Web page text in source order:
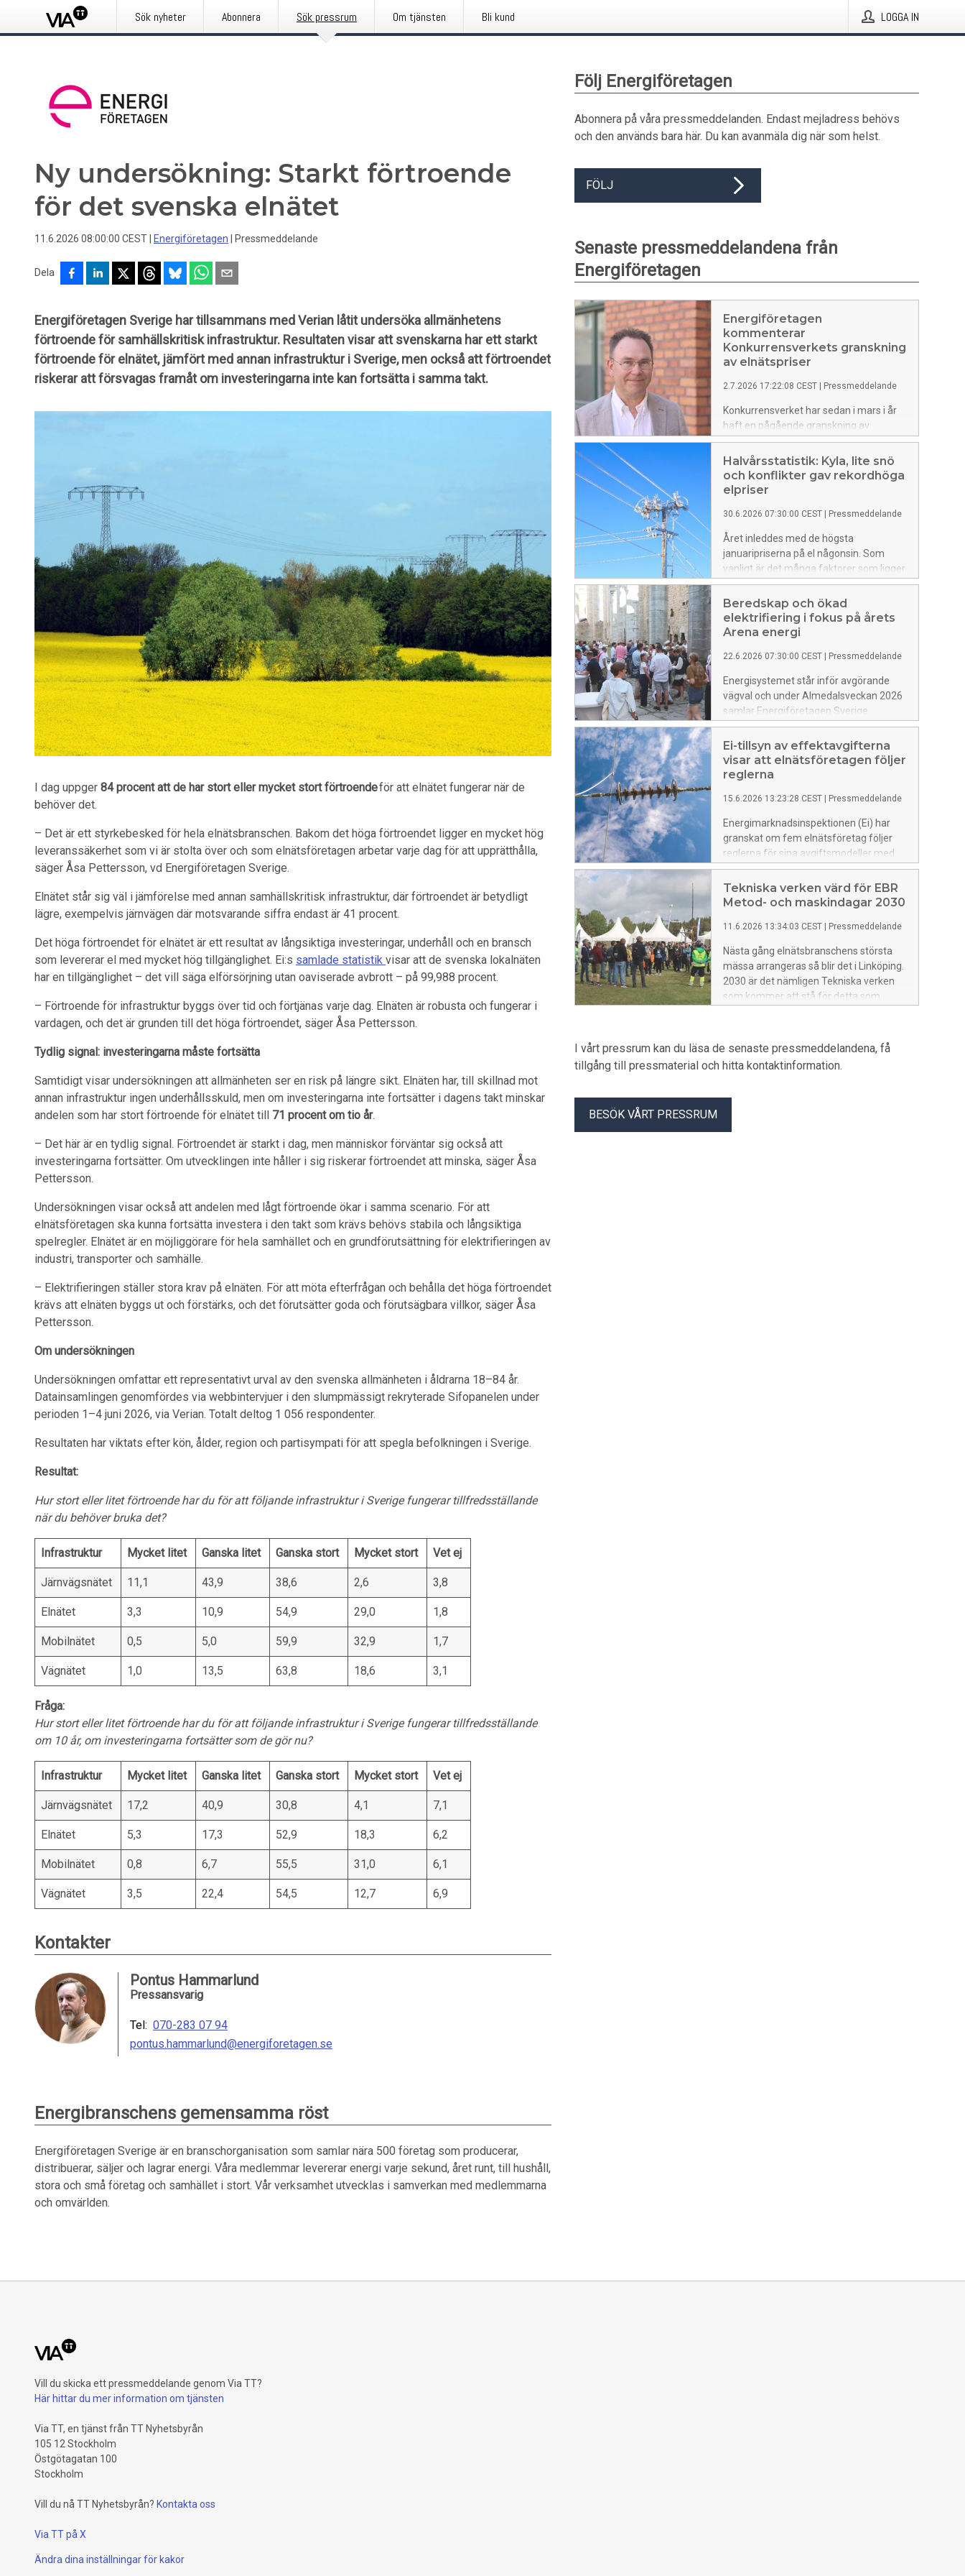
Sök nyheter Abonnera Sök pressrum Om tjänsten Bli kund LOGGA IN
Ny undersökning: Starkt förtroende
för det svenska elnätet
11.6.2026 08:00:00 CEST Energiföretagen Pressmeddelande
Dela
Energiföretagen Sverige har tillsammans med Verian låtit undersöka allmänhetens
förtroende för samhällskritisk infrastruktur. Resultaten visar att svenskarna har ett starkt
förtroende för elnätet, jämfört med annan infrastruktur i Sverige, men också att förtroendet
riskerar att försvagas framåt om investeringarna inte kan fortsätta i samma takt.
I dag uppger 84 procent att de har stort eller mycket stort förtroendeför att elnätet fungerar när de
behöver det.
– Det är ett styrkebesked för hela elnätsbranschen. Bakom det höga förtroendet ligger en mycket hög
leveranssäkerhet som vi är stolta över och som elnätsföretagen arbetar varje dag för att upprätthålla,
säger Åsa Pettersson, vd Energiföretagen Sverige.
Elnätet står sig väl i jämförelse med annan samhällskritisk infrastruktur, där förtroendet är betydligt
lägre, exempelvis järnvägen där motsvarande siffra endast är 41 procent.
Det höga förtroendet för elnätet är ett resultat av långsiktiga investeringar, underhåll och en bransch
som levererar el med mycket hög tillgänglighet. Ei:s samlade statistik visar att de svenska lokalnäten
har en tillgänglighet – det vill säga elförsörjning utan oaviserade avbrott – på 99,988 procent.
– Förtroende för infrastruktur byggs över tid och förtjänas varje dag. Elnäten är robusta och fungerar i
vardagen, och det är grunden till det höga förtroendet, säger Åsa Pettersson.
Tydlig signal: investeringarna måste fortsätta
Samtidigt visar undersökningen att allmänheten ser en risk på längre sikt. Elnäten har, till skillnad mot
annan infrastruktur ingen underhållsskuld, men om investeringarna inte fortsätter i dagens takt minskar
andelen som har stort förtroende för elnätet till 71 procent om tio år.
– Det här är en tydlig signal. Förtroendet är starkt i dag, men människor förväntar sig också att
investeringarna fortsätter. Om utvecklingen inte håller i sig riskerar förtroendet att minska, säger Åsa
Pettersson.
Undersökningen visar också att andelen med lågt förtroende ökar i samma scenario. För att
elnätsföretagen ska kunna fortsätta investera i den takt som krävs behövs stabila och långsiktiga
spelregler. Elnätet är en möjliggörare för hela samhället och en grundförutsättning för elektrifieringen av
industri, transporter och samhälle.
– Elektrifieringen ställer stora krav på elnäten. För att möta efterfrågan och behålla det höga förtroendet
krävs att elnäten byggs ut och förstärks, och det förutsätter goda och förutsägbara villkor, säger Åsa
Pettersson.
Om undersökningen
Undersökningen omfattar ett representativt urval av den svenska allmänheten i åldrarna 18–84 år.
Datainsamlingen genomfördes via webbintervjuer i den slumpmässigt rekryterade Sifopanelen under
perioden 1–4 juni 2026, via Verian. Totalt deltog 1 056 respondenter.
Resultaten har viktats efter kön, ålder, region och partisympati för att spegla befolkningen i Sverige.
Resultat:
Hur stort eller litet förtroende har du för att följande infrastruktur i Sverige fungerar tillfredsställande
när du behöver bruka det?
Infrastruktur Mycket litet Ganska litet Ganska stort Mycket stort Vet ej
Järnvägsnätet 11,1 43,9 38,6 2,6 3,8
Elnätet 3,3 10,9 54,9 29,0 1,8
Mobilnätet 0,5 5,0 59,9 32,9 1,7
Vägnätet 1,0 13,5 63,8 18,6 3,1
Fråga:
Hur stort eller litet förtroende har du för att följande infrastruktur i Sverige fungerar tillfredsställande
om 10 år, om investeringarna fortsätter som de gör nu?
Infrastruktur Mycket litet Ganska litet Ganska stort Mycket stort Vet ej
Järnvägsnätet 17,2 40,9 30,8 4,1 7,1
Elnätet 5,3 17,3 52,9 18,3 6,2
Mobilnätet 0,8 6,7 55,5 31,0 6,1
Vägnätet 3,5 22,4 54,5 12,7 6,9
Kontakter
Pontus Hammarlund
Pressansvarig
Tel: 070-283 07 94
pontus.hammarlund@energiforetagen.se
Energibranschens gemensamma röst
Energiföretagen Sverige är en branschorganisation som samlar nära 500 företag som producerar,
distribuerar, säljer och lagrar energi. Våra medlemmar levererar energi varje sekund, året runt, till hushåll,
stora och små företag och samhället i stort. Vår verksamhet utvecklas i samverkan med medlemmarna
och omvärlden.
Följ Energiföretagen
Abonnera på våra pressmeddelanden. Endast mejladress behövs
och den används bara här. Du kan avanmäla dig när som helst.
FÖLJ
Senaste pressmeddelandena från
Energiföretagen
Energiföretagen
kommenterar
Konkurrensverkets granskning
av elnätspriser
2.7.2026 17:22:08 CEST Pressmeddelande
Konkurrensverket har sedan i mars i år
haft en pågående granskning av
elnätspriser. – Ett sådant resonemang
som förs i rapporten skulle
vara väldigt svårt för branschen att
förhålla sig till i
och intäktsnivåer som håller sig inom
ellagens bestämmelser kunna vara
oskäliga enligt annan lagstiftning? säger
Tomas Malmström, ansvarig elnät på
Energiföretagen Sverige.
Halvårsstatistik: Kyla, lite snö
och konflikter gav rekordhöga
elpriser
30.6.2026 07:30:00 CEST Pressmeddelande
Året inleddes med de högsta
januaripriserna på el någonsin. Som
vanligt är det många faktorer som ligger
bakom de höga elpriserna, men det
mesta kan härledas tillbaka till vädret i
form av sträng kyla och lite blåst. —
Första halvåret har varit omvända
kyla, lite vind, dåligt med snö och krig har
dragit upp elpriserna säger
Energiföretagen Sveriges
marknadsanalytiker Magnus
Thorstensson.
Beredskap och ökad
elektrifiering i fokus på årets
Arena energi
22.6.2026 07:30:00 CEST Pressmeddelande
Energisystemet står inför avgörande
vägval och under Almedalsveckan 2026
samlar Energiföretagen Sverige
branschens viktigaste aktörer på Arena
energi. Den 23–25 juni fylls arenan av
seminarier och samtal om fossilfri
konkurrenskraft och framtidens
Ei-tillsyn av effektavgifterna
visar att elnätsföretagen följer
reglerna
15.6.2026 13:23:28 CEST Pressmeddelande
Energimarknadsinspektionen (Ei) har
granskat om fem elnätsföretag följer
reglerna för sina avgiftsmodeller med
en effektavgift. Och det gör de, det visar
Ei:s tillsyn.
Tekniska verken värd för EBR
Metod- och maskindagar 2030
11.6.2026 13:34:03 CEST Pressmeddelande
Nästa gång elnätsbranschens största
mässa arrangeras så blir det i Linköping.
2030 är det nämligen Tekniska verken
som kommer att stå för detta som
I vårt pressrum kan du läsa de senaste pressmeddelandena, få
tillgång till pressmaterial och hitta kontaktinformation.
BESÖK VÅRT PRESSRUM
Vill du skicka ett pressmeddelande genom Via TT?
Här hittar du mer information om tjänsten
Via TT, en tjänst från TT Nyhetsbyrån
105 12 Stockholm
Östgötagatan 100
Stockholm
Vill du nå TT Nyhetsbyrån? Kontakta oss
Via TT på X
Ändra dina inställningar för kakor